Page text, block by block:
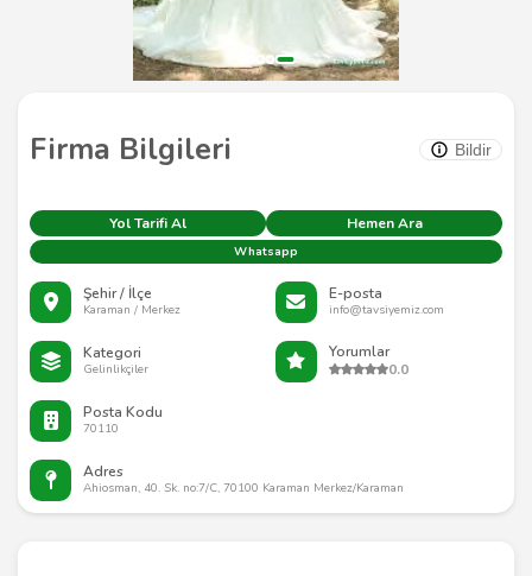
Firma Bilgileri Bildir
Yol Tarifi Al Hemen Ara
Whatsapp
Şehir / İlçe
Karaman / Merkez
E-posta
info@tavsiyemiz.com
Kategori
Gelinlikçiler
Yorumlar
0.0
Posta Kodu
70110
Adres
Ahiosman, 40. Sk. no:7/C, 70100 Karaman Merkez/Karaman